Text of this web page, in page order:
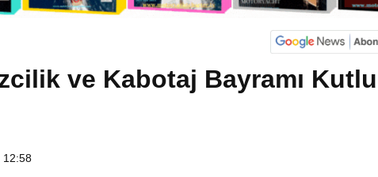
ve Kabotaj Bayramı Kutlu
12:58